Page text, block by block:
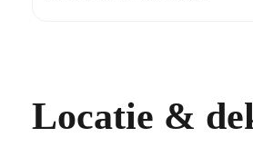
Locatie &